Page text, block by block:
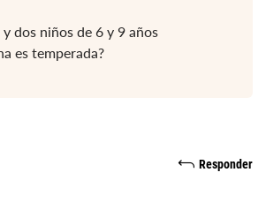
dos niños de 6 y 9 años
es temperada?
Responder